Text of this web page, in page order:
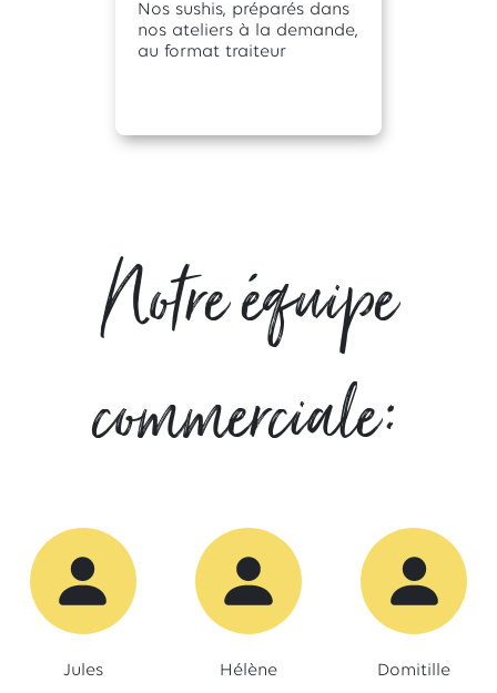
Nos sushis, préparés dans
nos ateliers à la demande,
au format traiteur
Notre équipe
commerciale:
Jules Hélène Domitille